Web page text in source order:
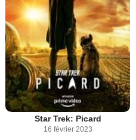
Star Trek: Picard
16 février 2023